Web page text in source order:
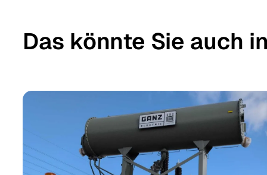
Das könnte Sie auch